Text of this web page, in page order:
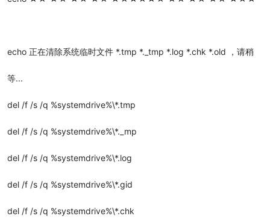
echo 正在清除系统临时文件 *.tmp *._tmp *.log *.chk *.old ，请稍
等...
del /f /s /q %systemdrive%\*.tmp
del /f /s /q %systemdrive%\*._mp
del /f /s /q %systemdrive%\*.log
del /f /s /q %systemdrive%\*.gid
del /f /s /q %systemdrive%\*.chk